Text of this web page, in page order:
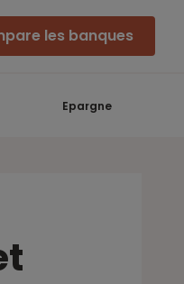
les banques
Epargne